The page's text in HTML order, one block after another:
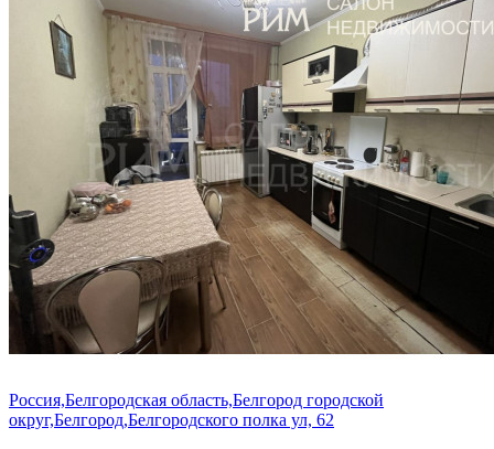
Россия,Белгородская область,Белгород городской
округ,Белгород,Белгородского полка ул, 62